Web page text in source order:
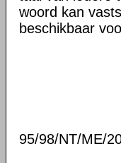
woord kan
beschikbaar
95/98/NT/ME/